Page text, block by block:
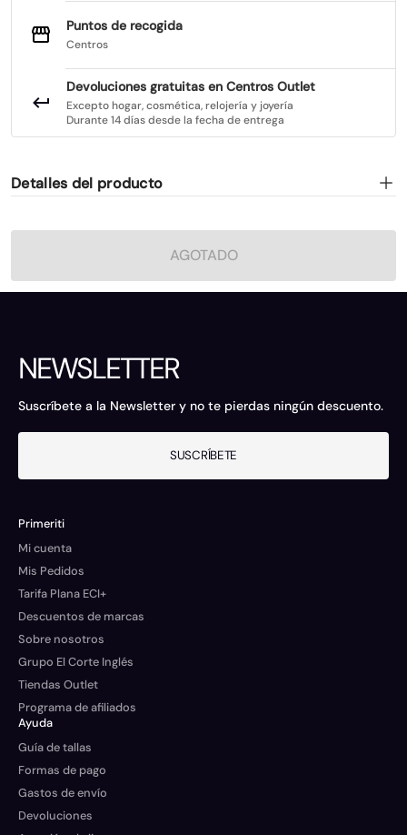
Puntos de recogida
Centros
Devoluciones gratuitas en Centros Outlet
Excepto hogar, cosmética, relojería y joyería
Durante 14 días desde la fecha de entrega
Detalles del producto
AGOTADO
NEWSLETTER
Suscríbete a la Newsletter y no te pierdas ningún descuento.
SUSCRÍBETE
Primeriti
Mi cuenta
Mis Pedidos
Tarifa Plana ECI+
Descuentos de marcas
Sobre nosotros
Grupo El Corte Inglés
Tiendas Outlet
Programa de afiliados
Ayuda
Guía de tallas
Formas de pago
Gastos de envío
Devoluciones